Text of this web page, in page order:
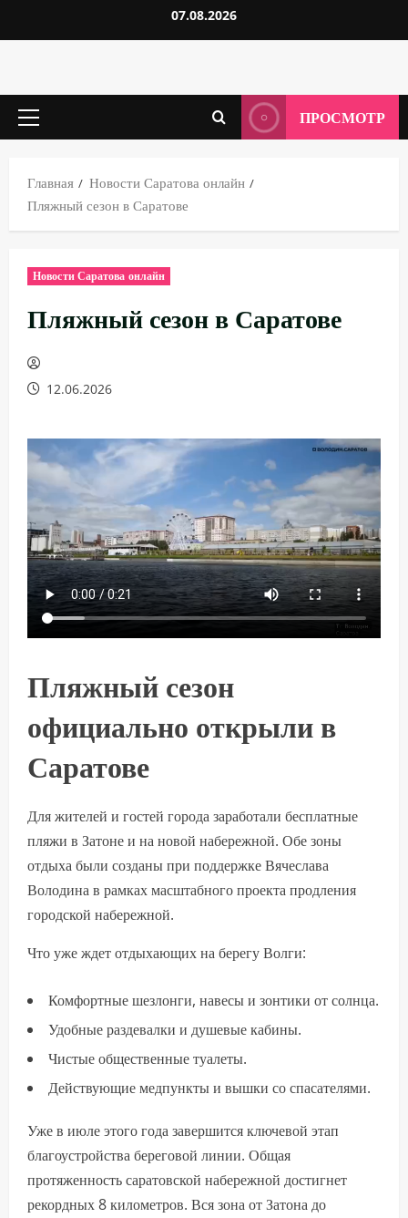
к
07.08.2026
Основное
ПРОСМОТР
Главная
Новости Саратова онлайн
Пляжный сезон в Саратове
Новости Саратова онлайн
Пляжный сезон в Саратове
12.06.2026
Пляжный сезон
официально открыли в
Саратове
Для жителей и гостей города заработали бесплатные
пляжи в Затоне и на новой набережной. Обе зоны
отдыха были созданы при поддержке Вячеслава
Володина в рамках масштабного проекта продления
городской набережной.
Что уже ждет отдыхающих на берегу Волги:
Комфортные шезлонги, навесы и зонтики от солнца.
Удобные раздевалки и душевые кабины.
Чистые общественные туалеты.
Действующие медпункты и вышки со спасателями.
Уже в июле этого года завершится ключевой этап
благоустройства береговой линии. Общая
протяженность саратовской набережной достигнет
рекордных 8 километров. Вся зона от Затона до